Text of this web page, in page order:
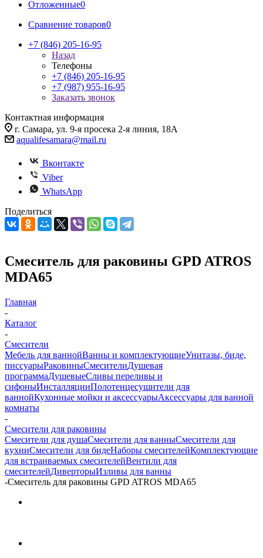
Отложенные0
Сравнение товаров0
+7 (846) 205-16-95
Назад
Телефоны
+7 (846) 205-16-95
+7 (987) 955-16-95
Заказать звонок
Контактная информация
г. Самара, ул. 9-я просека 2-я линия, 18А
aqualifesamara@mail.ru
Вконтакте
Viber
WhatsApp
Поделиться
Смеситель для раковины GPD ATROS
MDA65
Главная
-
Каталог
-
Смесители
Мебель для ваннойВанны и комплектующиеУнитазы, биде,
писсуарыРаковиныСмесителиДушевая
программаДушевыеСливы переливы и
сифоныИнсталляцииПолотенцесушители для
ваннойКухонные мойки и аксессуарыАксессуары для ванной
комнаты
-
Смесители для раковины
Смесители для душаСмесители для ванныСмесители для
кухниСмесители для бидеНаборы смесителейКомплектующие
для встраиваемых смесителейВентили для
смесителейДиверторыИзливы для ванны
-Смеситель для раковины GPD ATROS MDA65